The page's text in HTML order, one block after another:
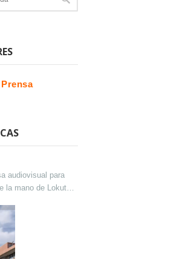
audiovisual para
la mano de Lokutor